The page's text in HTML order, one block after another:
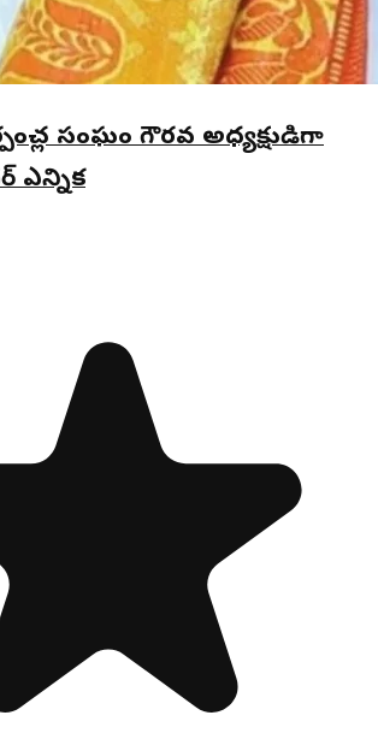
సంఘం గౌరవ అధ్యక్షుడిగా
ఎన్నిక